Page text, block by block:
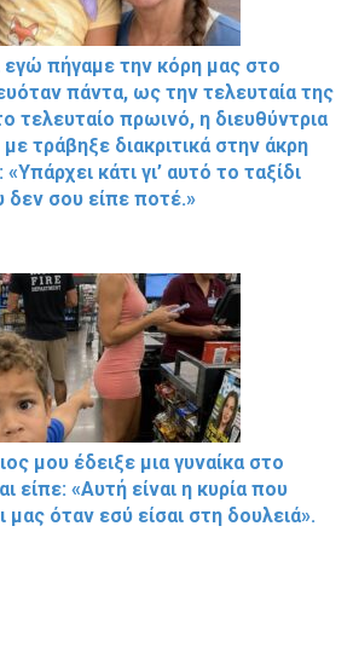
εγώ πήγαμε την κόρη μας στο
πάντα, ως την τελευταία της
τελευταίο πρωινό, η διευθύντρια
τράβηξε διακριτικά στην άκρη
κάτι γι’ αυτό το ταξίδι
δεν σου είπε ποτέ.»
μου έδειξε μια γυναίκα στο
είπε: «Αυτή είναι η κυρία που
μας όταν εσύ είσαι στη δουλειά».